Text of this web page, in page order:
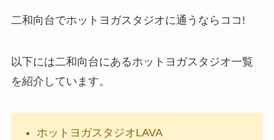
二和向台でホットヨガスタジオに通うならココ!
以下には二和向台にあるホットヨガスタジオ一覧
を紹介しています。
ホットヨガスタジオLAVA